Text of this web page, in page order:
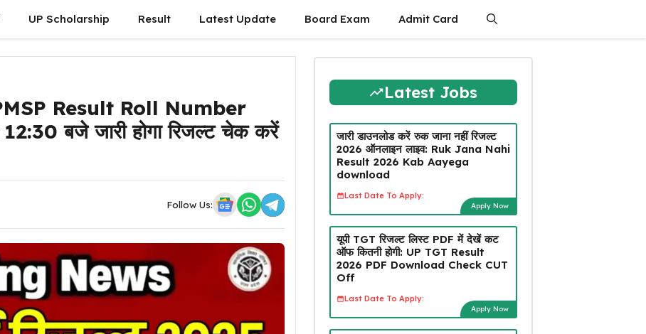
UP Scholarship Result Latest Update Board Exam Admit Card
Result Roll Number
बजे जारी होगा रिजल्ट चेक करें
Follow Us:
Latest Jobs
जारी डाउनलोड करें रुक जाना नहीं रिजल्ट
2026 ऑनलाइन लाइव: Ruk Jana Nahi
Result 2026 Kab Aayega
download
Last Date To Apply:
Apply Now
यूपी TGT रिजल्ट लिस्ट PDF में देखें कट
ऑफ कितनी होगी: UP TGT Result
2026 PDF Download Check CUT
Off
Last Date To Apply:
Apply Now